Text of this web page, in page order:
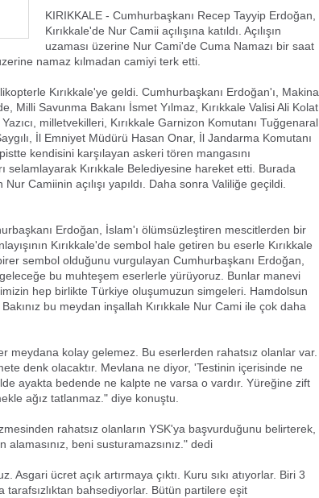
KIRIKKALE - Cumhurbaşkanı Recep Tayyip Erdoğan,
Kırıkkale'de Nur Camii açılışına katıldı. Açılışın
uzaması üzerine Nur Cami'de Cuma Namazı bir saat
namaz kılmadan camiyi terk etti.
Kırıkkale'ye geldi. Cumhurbaşkanı Erdoğan'ı, Makina
Milli Savunma Bakanı İsmet Yılmaz, Kırıkkale Valisi Ali Kolat
milletvekilleri, Kırıkkale Garnizon Komutanı Tuğgenaral
İl Emniyet Müdürü Hasan Onar, İl Jandarma Komutanı
kendisini karşılayan askeri tören mangasını
selamlayarak Kırıkkale Belediyesine hareket etti. Burada
Camiinin açılışı yapıldı. Daha sonra Valiliğe geçildi.
Erdoğan, İslam'ı ölümsüzleştiren mescitlerden bir
Kırıkkale'de sembol hale getiren bu eserle Kırıkkale
sembol olduğunu vurgulayan Cumhurbaşkanı Erdoğan,
bu muhteşem eserlerle yürüyoruz. Bunlar manevi
hep birlikte Türkiye oluşumuzun simgeleri. Hamdolsun
bu meydan inşallah Kırıkkale Nur Cami ile çok daha
meydana kolay gelemez. Bu eserlerden rahatsız olanlar var.
denk olacaktır. Mevlana ne diyor, 'Testinin içerisinde ne
ayakta bedende ne kalpte ne varsa o vardır. Yüreğine zift
ağız tatlanmaz." diye konuştu.
rahatsız olanların YSK'ya başvurduğunu belirterek,
beni susturamazsınız." dedi
ücret açık artırmaya çıktı. Kuru sıkı atıyorlar. Biri 3
tarafsızlıktan bahsediyorlar. Bütün partilere eşit